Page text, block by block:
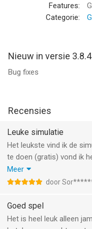
- Instrument Landing
- Navigation Display
- Advanced engine
- Full control of the
- APU management
- Worldwide navigation
purchase)
- Cartography with over
Features:
Categorie:
Nieuw in versie 3.8.4
Bug fixes
Recensies
Leuke simulatie
Het leukste vind ik de
te doen (gratis) vond ik
wilde vliegen. De
makkelijk te besturen.
dus de aankoop gedaan
Meer
door
Goed spel
Het is heel leuk alleen